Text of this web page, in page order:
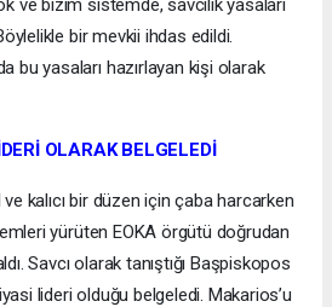
ve bizim sistemde, savcılık yasaları
bir mevkii ihdas edildi.
bu yasaları hazırlayan kişi olarak
OLARAK BELGELEDİ
kalıcı bir düzen için çaba harcarken
yürüten EOKA örgütü doğrudan
Savcı olarak tanıştığı Başpiskopos
lideri olduğu belgeledi. Makarios’u